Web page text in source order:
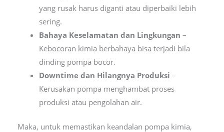
yang rusak harus diganti atau diperbaiki lebih
sering.
Bahaya Keselamatan dan Lingkungan –
Kebocoran kimia berbahaya bisa terjadi bila
dinding pompa bocor.
Downtime dan Hilangnya Produksi –
Kerusakan pompa menghambat proses
produksi atau pengolahan air.
Maka, untuk memastikan keandalan pompa kimia,